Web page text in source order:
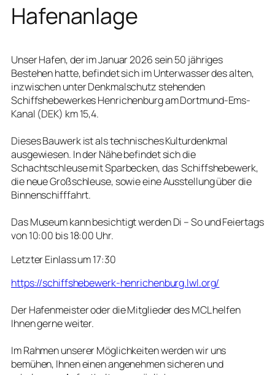
Hafenanlage
Unser Hafen, der im Januar 2026 sein 50 jähriges
Bestehen hatte, befindet sich im Unterwasser des alten,
inzwischen unter Denkmalschutz stehenden
Schiffshebewerkes Henrichenburg am Dortmund-Ems-
Kanal (DEK) km 15,4.
Dieses Bauwerk ist als technisches Kulturdenkmal
ausgewiesen. In der Nähe befindet sich die
Schachtschleuse mit Sparbecken, das Schiffshebewerk,
die neue Großschleuse, sowie eine Ausstellung über die
Binnenschifffahrt.
Das Museum kann besichtigt werden Di – So und Feiertags
von 10:00 bis 18:00 Uhr.
Letzter Einlass um 17:30
https://schiffshebewerk-henrichenburg.lwl.org/
Der Hafenmeister oder die Mitglieder des MCL helfen
Ihnen gerne weiter.
Im Rahmen unserer Möglichkeiten werden wir uns
bemühen, Ihnen einen angenehmen sicheren und